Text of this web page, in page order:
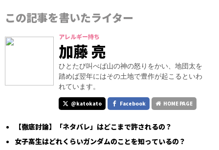
この記事を書いたライター
アレルギー持ち
加藤 亮
ひとたび叫べば山の神の怒りをかい、地団太を
踏めば翌年にはその土地で豊作が起こるといわ
れています。
@katokato Facebook HOME PAGE
【徹底討論】「ネタバレ」はどこまで許されるの？
女子高生はどれくらいガンダムのことを知っているの？